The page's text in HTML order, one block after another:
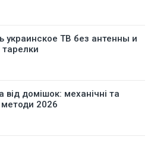
украинское ТВ без антенны и
тарелки
від домішок: механічні та
методи 2026